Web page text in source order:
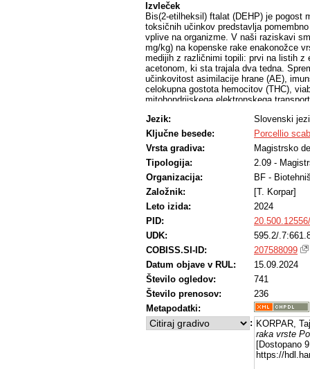
Izvleček
Bis(2-etilheksil) ftalat (DEHP) je pogost
toksičnih učinkov predstavlja
vplive na organizme. V naši raziskavi
mg/kg) na kopenske rake enakonožce
medijih z različnimi topili: prvi na listih
acetonom, ki sta trajala dva tedna.
učinkovitost asimilacije hrane (AE),
celokupna gostota hemocitov (THC),
mitohondrijskega elektronskega
prehranjevanja in iztrebljanja pri
DEHP) ter zmanjšanja AE pri nižji
nespremenjeni z nekaj izjemami, kjer
DEHP) in THC (5 mg/kg DEHP) v
nižjih koncentracijah (0.5 in 5 mg/kg
zmanjšanja prišlo pri najvišji
z etilacetatom zmanjšala pri
koncentracijah (0.5 in 5 mg/kg DEHP),
tako na listih z acetonom kot v zemlji.
pri vseh testiranih koncentracijah.
potrebo po nadaljnjih raziskavah.
Jezik:
Slovenski
Ključne besede:
Porcellio
Vrsta gradiva:
Magistrsko
Tipologija:
2.09 -
Organizacija:
BF -
Založnik:
[T. Korpar]
Leto izida:
2024
PID:
UDK:
595.2/
COBISS.SI-ID:
207588099
Datum objave v RUL:
15.09.2024
Število ogledov:
741
Število prenosov:
236
Metapodatki:
: KORPAR,
raka vrste
[Dostopano
https://